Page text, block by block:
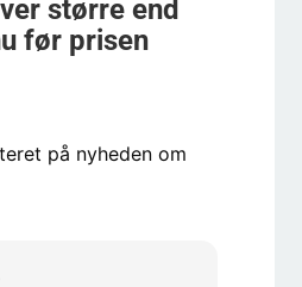
på nyheden om